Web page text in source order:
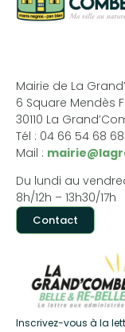
Mairie de La
6 Square Mendès
30110 La
Tél : 04 66 54 68 68
Mail :
Du lundi au
8h/12h – 13h30/17h
Contact
Inscrivez-vous à la